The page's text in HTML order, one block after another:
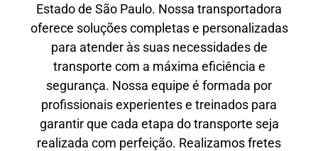
Estado de São Paulo. Nossa transportadora
oferece soluções completas e personalizadas
para atender às suas necessidades de
transporte com a máxima eficiência e
segurança. Nossa equipe é formada por
profissionais experientes e treinados para
garantir que cada etapa do transporte seja
realizada com perfeição. Realizamos fretes